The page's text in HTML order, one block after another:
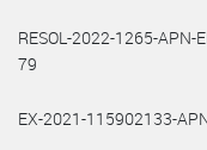
RESOL-2022-1265-
79
EX-2021-115902133-